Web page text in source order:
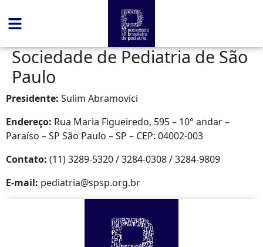
Sociedade de Pediatria de São
Paulo
Presidente: Sulim Abramovici
Endereço: Rua Maria Figueiredo, 595 – 10° andar –
Paraíso – SP São Paulo – SP – CEP: 04002-003
Contato: (11) 3289-5320 / 3284-0308 / 3284-9809
E-mail: pediatria@spsp.org.br